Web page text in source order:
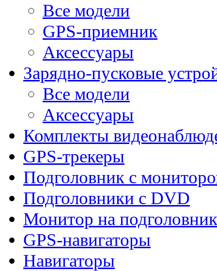
Все модели
GPS-приемник
Аксессуары
Зарядно-пусковые
Все модели
Аксессуары
Комплекты
GPS-трекеры
Подголовник с
Подголовники с DVD
Монитор на подголовник
GPS-навигаторы
Навигаторы